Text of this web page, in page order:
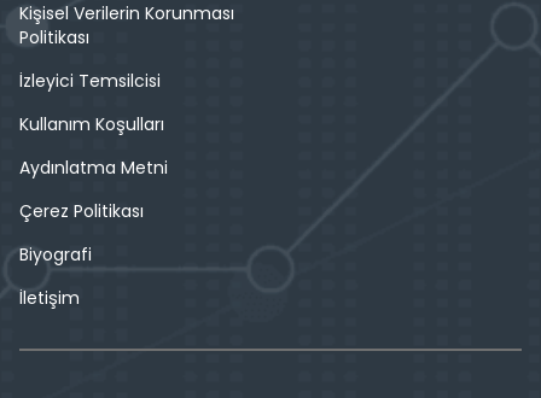
Kişisel Verilerin Korunması
Politikası
İzleyici Temsilcisi
Kullanım Koşulları
Aydınlatma Metni
Çerez Politikası
Biyografi
İletişim